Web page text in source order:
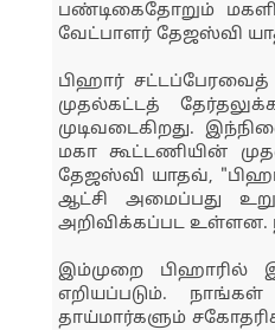
பண்டிகைதோறும்
வேட்பாளர் தேஜஸ்வி
பிஹார்
முதல்கட்டத்
முடிவடைகிறது.
மகா கூட்டணியின்
தேஜஸ்வி யாதவ்,
ஆட்சி அமைப்பது
அறிவிக்கப்பட உள்ளன.
இம்முறை பிஹாரில்
எறியப்படும்.
தாய்மார்களும்